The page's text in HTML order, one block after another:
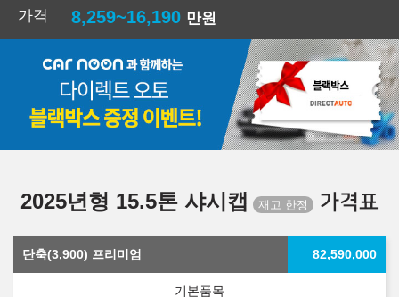
가격
8,259~16,190 만원
2025년형 15.5톤 샤시캡 가격표
단축(3,900) 프리미엄 82,590,000